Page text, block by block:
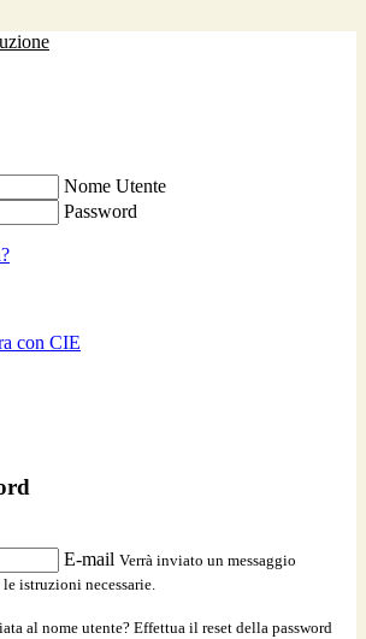
Nome Utente
Password
con CIE
E-mail Verrà inviato un messaggio
istruzioni necessarie.
al nome utente? Effettua il reset della password